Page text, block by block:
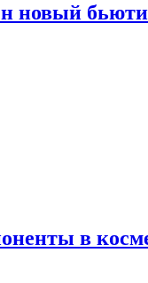
новый
в